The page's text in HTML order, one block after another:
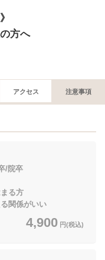
方へ
アクセス 注意事項
/院卒
方
関係がいい
4,900 円(税込)